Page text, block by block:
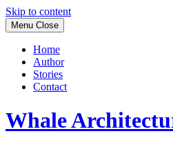
Skip to content
Menu Close
Home
Author
Stories
Contact
Whale